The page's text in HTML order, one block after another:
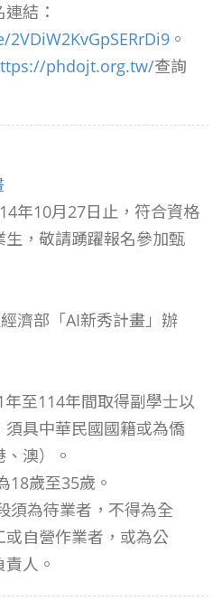
結：
。
phdojt.org.tw/查詢
年10月27日止，符合資格
，敬請踴躍報名參加甄
濟部「AI新秀計畫」辦
年至114年間取得副學士以
具中華民國國籍或為僑
澳）。
18歲至35歲。
須為待業者，不得為全
或自營作業者，或為公
人。